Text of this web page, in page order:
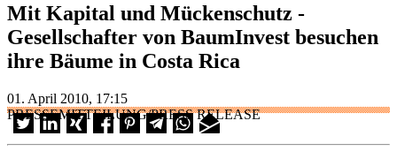
Mit Kapital und Mückenschutz -
Gesellschafter von BaumInvest besuchen
ihre Bäume in Costa Rica
01. April 2010, 17:15
PRESSEMITTEILUNG/PRESS RELEASE